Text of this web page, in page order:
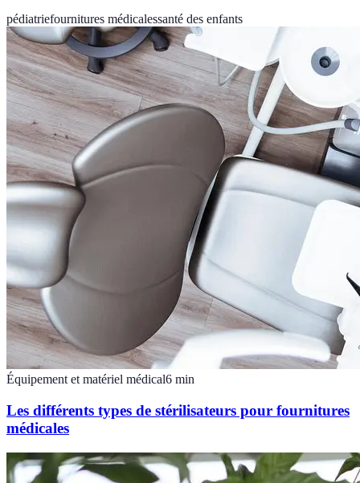
pédiatriefournitures médicalessanté des enfants
Équipement et matériel médical6 min
Les différents types de stérilisateurs pour fournitures
médicales